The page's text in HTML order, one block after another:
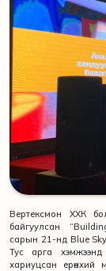
Вертексмон ХХК
байгуулсан
сарын 21-нд Blue Sky
Тус арга
хариуцсан ерөнхий